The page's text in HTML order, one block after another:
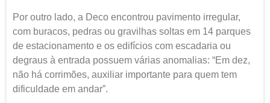
Por outro lado, a Deco encontrou pavimento irregular,
com buracos, pedras ou gravilhas soltas em 14 parques
de estacionamento e os edifícios com escadaria ou
degraus à entrada possuem várias anomalias: “Em dez,
não há corrimões, auxiliar importante para quem tem
dificuldade em andar”.